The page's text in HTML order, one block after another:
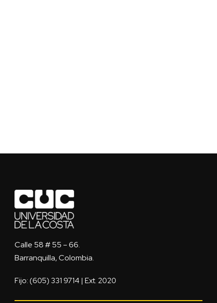
Calle 58 # 55 – 66.
Barranquilla, Colombia.
Fijo: (605) 331 9714 | Ext. 2020